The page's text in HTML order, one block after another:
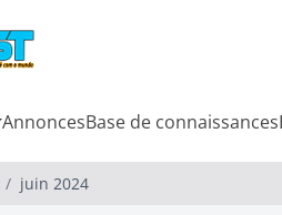
AnnoncesBase de connaissances
juin 2024